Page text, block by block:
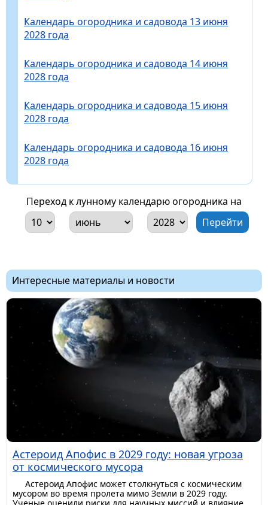
Календарь огородника и садовода 13 июня
2028 года
Календарь огородника и садовода 14 июня
2028 года
Календарь огородника и садовода 15 июня
2028 года
Календарь огородника и садовода 16 июня
2028 года
Переход к лунному календарю огородника на
Интересные материалы и новости
Астероид Апофис в 2029 году: новая угроза
от космического мусора
Астероид Апофис может столкнуться с космическим
мусором во время пролета мимо Земли в 2029 году.
Ученые оценили риски для научных миссий и влияние